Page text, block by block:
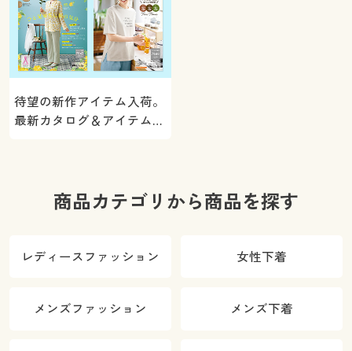
待望の新作アイテム入荷。
最新カタログ＆アイテムを
商品カテゴリから商品を探す
レディースファッション 女性下着
メンズファッション メンズ下着